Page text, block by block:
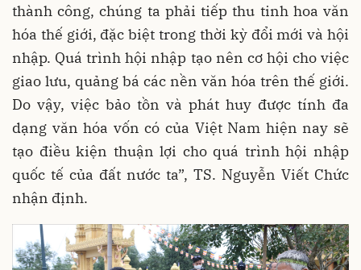
thành công, chúng ta phải tiếp thu tinh hoa văn
hóa thế giới, đặc biệt trong thời kỳ đổi mới và hội
nhập. Quá trình hội nhập tạo nên cơ hội cho việc
giao lưu, quảng bá các nền văn hóa trên thế giới.
Do vậy, việc bảo tồn và phát huy được tính đa
dạng văn hóa vốn có của Việt Nam hiện nay sẽ
tạo điều kiện thuận lợi cho quá trình hội nhập
quốc tế của đất nước ta”, TS. Nguyễn Viết Chức
nhận định.